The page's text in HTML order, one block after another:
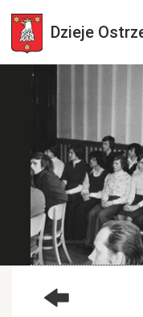
Dzieje
Zaloguj się
+ Dodaj zdjęcia